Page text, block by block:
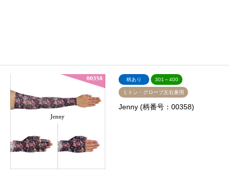
柄あり 301～400
ミトン・グローブ左右兼用
Jenny (柄番号：00358)